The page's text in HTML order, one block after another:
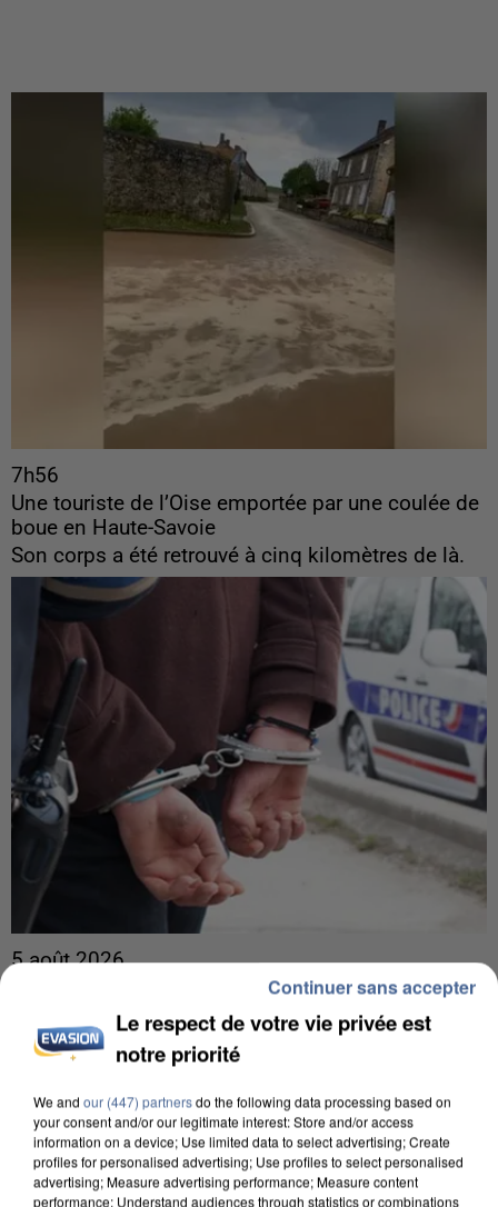
7h56
Une touriste de l’Oise emportée par une coulée de
boue en Haute-Savoie
Son corps a été retrouvé à cinq kilomètres de là.
5 août 2026
L’un des fondateurs supposés de la DZ Mafia
interpellé en Algérie
Il est soupçonné d'y avoir mené ses opérations en
Le respect de votre vie privée est
notre priorité
We and our (447) partnersdo the following data processing based on
your consent and/or our legitimate interest: Store and/or access
information on a device; Use limited data to select advertising; Create
profiles for personalised advertising; Use profiles to select personalised
advertising; Measure advertising performance; Measure content
performance; Understand audiences through statistics or combinations
Continuer sans accepter